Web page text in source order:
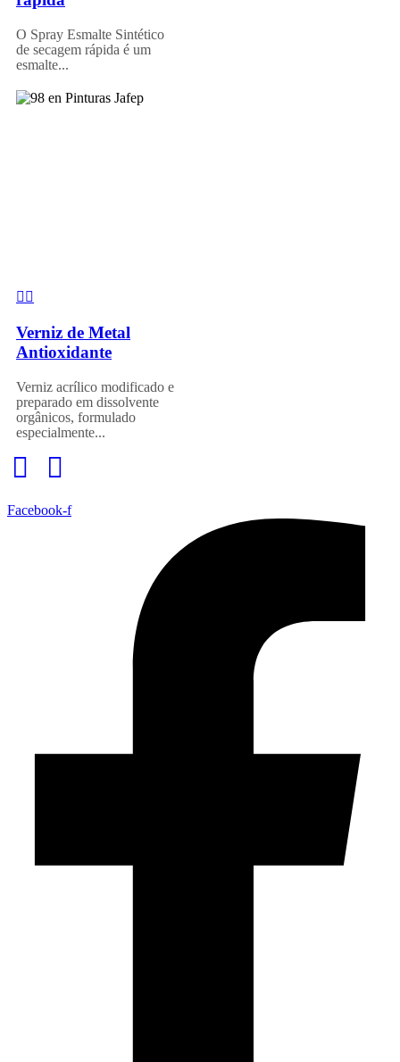
O Spray Esmalte Sintético
de secagem rápida é um
esmalte...
Verniz de Metal
Antioxidante
Verniz acrílico modificado e
preparado em dissolvente
orgânicos, formulado
especialmente...
Facebook-f